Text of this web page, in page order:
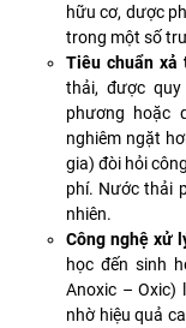
hữu cơ, dược
trong một số
Tiêu chuẩn xả
thải, được
phương hoặc
nghiêm ngặt
gia) đòi hỏi
phí. Nước thải
nhiên.
Công nghệ xử
học đến sinh
Anoxic – Oxic)
nhờ hiệu quả